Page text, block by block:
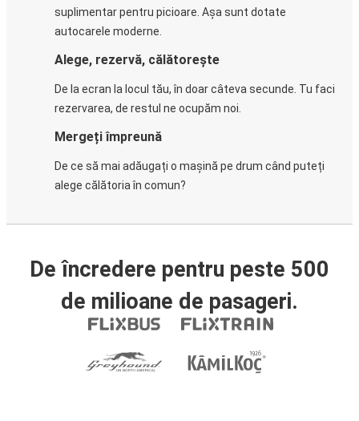
suplimentar pentru picioare. Așa sunt dotate
autocarele moderne.
Alege, rezervă, călătorește
De la ecran la locul tău, în doar câteva secunde. Tu faci
rezervarea, de restul ne ocupăm noi.
Mergeți împreună
De ce să mai adăugați o mașină pe drum când puteți
alege călătoria în comun?
De încredere pentru peste 500
de milioane de pasageri.